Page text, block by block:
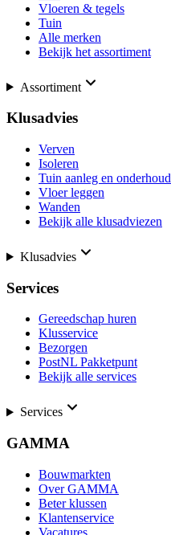
Vloeren & tegels
Tuin
Alle merken
Bekijk het assortiment
Assortiment
Klusadvies
Verven
Isoleren
Tuin aanleg en onderhoud
Vloer leggen
Wanden
Bekijk alle klusadviezen
Klusadvies
Services
Gereedschap huren
Klusservice
Bezorgen
PostNL Pakketpunt
Bekijk alle services
Services
GAMMA
Bouwmarkten
Over GAMMA
Beter klussen
Klantenservice
Vacatures